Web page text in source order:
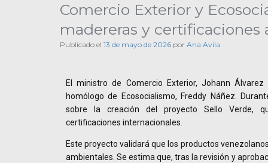
Comercio Exterior y
madereras y certificaciones
Publicado el 13 de mayo de 2026 por Ana Avila
El ministro de Comercio Exterior, Johann
homólogo de Ecosocialismo, Freddy Náñez.
sobre la creación del proyecto Sello Verde,
certificaciones internacionales.
Este proyecto validará que los productos
ambientales. Se estima que, tras la revisión y